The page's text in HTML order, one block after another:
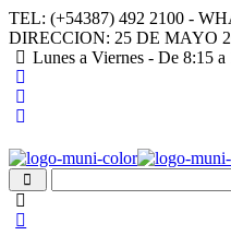
TEL: (+54387) 492 2100 -
DIRECCION: 25 DE MAYO
Lunes a Viernes - De 8:15 a